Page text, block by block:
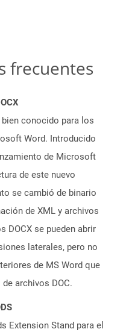
frecuentes
conocido para los
Word. Introducido
de Microsoft
de este nuevo
se cambió de binario
de XML y archivos
DOCX se pueden abrir
laterales, pero no
de MS Word que
archivos DOC.
Extension Stand para el